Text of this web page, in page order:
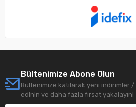
Bültenimize Abone Olun
Bültenimize katılarak yeni indirimler
edinin ve daha fazla fırsat yakalayın!